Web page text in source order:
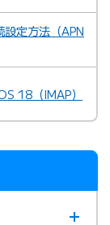
定方法（APN
18（IMAP）